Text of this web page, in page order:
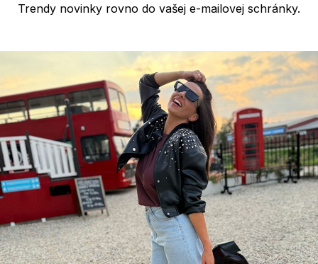
Trendy novinky rovno do vašej e-mailovej schránky.